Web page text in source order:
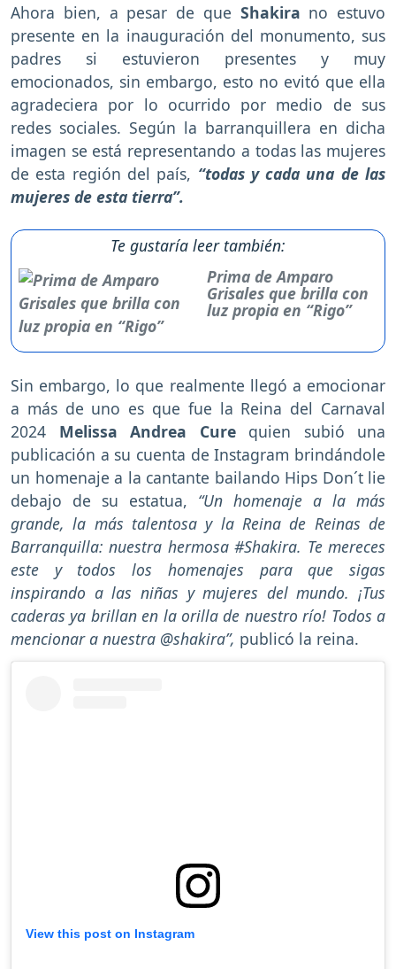
Ahora bien, a pesar de que Shakira no estuvo
presente en la inauguración del monumento, sus
padres si estuvieron presentes y muy
emocionados, sin embargo, esto no evitó que ella
agradeciera por lo ocurrido por medio de sus
redes sociales. Según la barranquillera en dicha
imagen se está representando a todas las mujeres
de esta región del país, “todas y cada una de las
mujeres de esta tierra”.
Te gustaría leer también:
Prima de Amparo
Grisales que brilla con
luz propia en “Rigo”
Sin embargo, lo que realmente llegó a emocionar
a más de uno es que fue la Reina del Carnaval
2024 Melissa Andrea Cure quien subió una
publicación a su cuenta de Instagram brindándole
un homenaje a la cantante bailando Hips Don´t lie
debajo de su estatua, “Un homenaje a la más
grande, la más talentosa y la Reina de Reinas de
Barranquilla: nuestra hermosa #Shakira. Te mereces
este y todos los homenajes para que sigas
inspirando a las niñas y mujeres del mundo. ¡Tus
caderas ya brillan en la orilla de nuestro río! Todos a
mencionar a nuestra @shakira”, publicó la reina.
View this post on Instagram